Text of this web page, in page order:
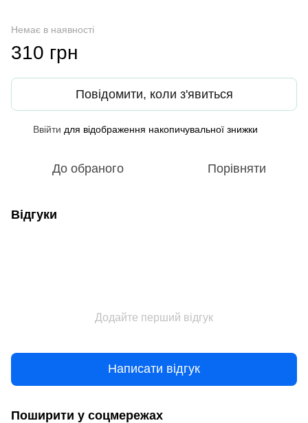
Немає в наявності
310 грн
Повідомити, коли з'явиться
Ввійти для відображення накопичувальної знижки
До обраного Порівняти
Відгуки
Додайте перший відгук
Написати відгук
Поширити у соцмережах